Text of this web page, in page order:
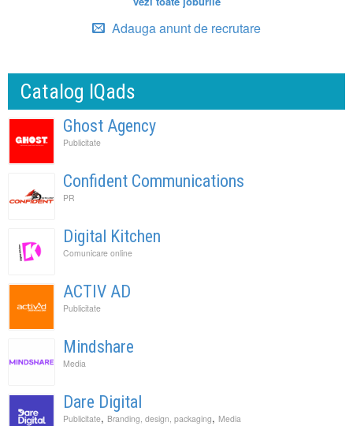
Adauga anunt de recrutare
Catalog IQads
Ghost Agency
Publicitate
Confident Communications
PR
Digital Kitchen
Comunicare online
ACTIV AD
Publicitate
Mindshare
Media
Dare Digital
Publicitate, Branding, design, packaging, Media